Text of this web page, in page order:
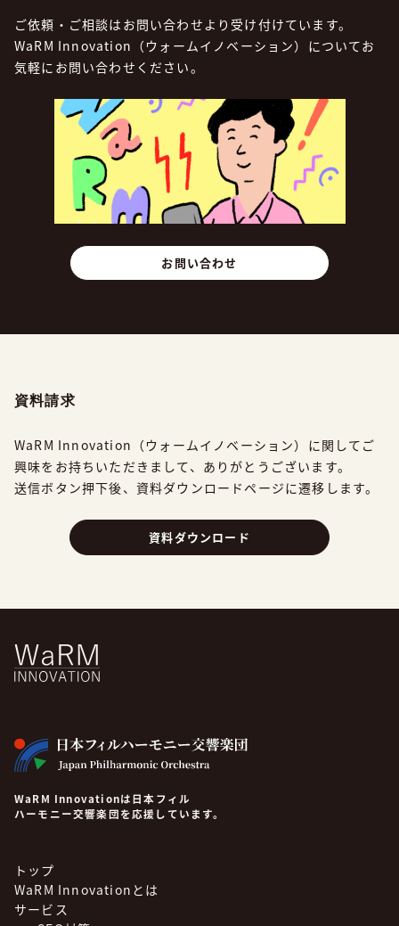
ご依頼・ご相談はお問い合わせより受け付けています。
WaRM Innovation（ウォームイノベーション）についてお
気軽にお問い合わせください。
お問い合わせ
資料請求
WaRM Innovation（ウォームイノベーション）に関してご
興味をお持ちいただきまして、 ありがとうございます。
送信ボタン押下後、資料ダウンロードページに遷移します。
資料ダウンロード
WaRM Innovationは日本フィル
ハーモニー交響楽団を応援しています。
トップ
WaRM Innovationとは
サービス